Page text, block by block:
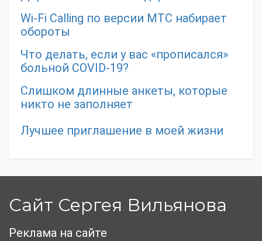
Wi-Fi Calling по версии МТС набирает
обороты
Что делать, если у вас «прописался»
больной COVID-19?
Слишком длинные анкеты, которые
никто не заполняет
Лучшее приглашение в моей жизни
Сайт Сергея Вильянова
Реклама на сайте